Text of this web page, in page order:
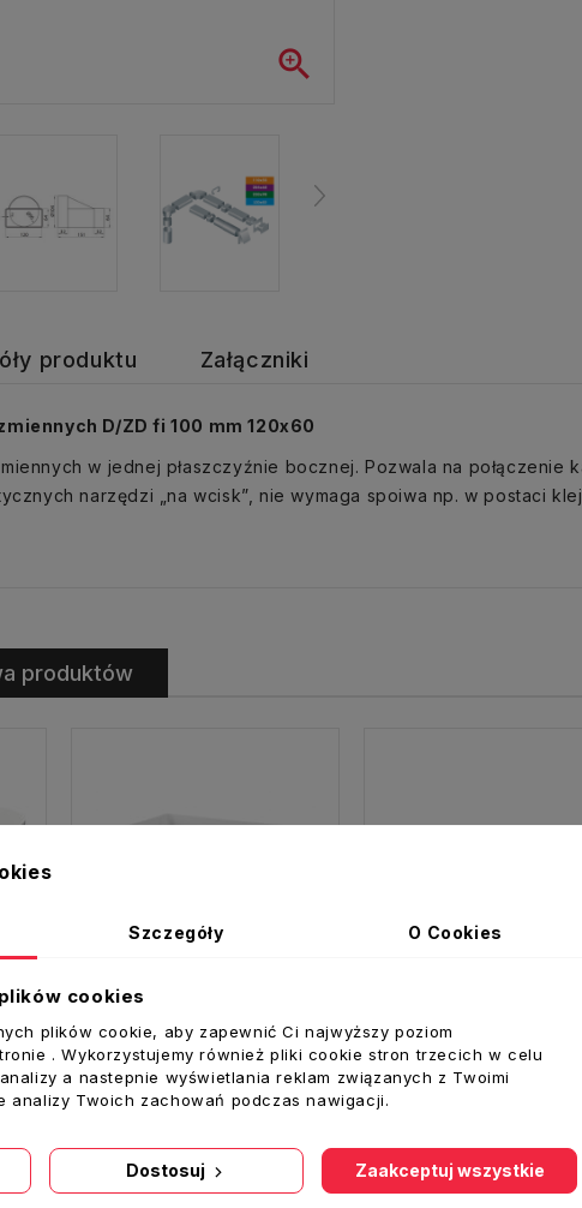

produktu Załączniki
D/ZD fi 100 mm 120x60
w jednej płaszczyźnie bocznej. Pozwala na połączenie
narzędzi „na wcisk”, nie wymaga spoiwa np. w postaci
produktów
430 Kolano łącznikowe zmienne fi 100 mm 120x60 460 Kolano pionowe D/KPI 120x60
Dodaj Do Koszyka Dodaj Do Koszyka
Szczegóły O Cookies
cookies
plików cookie, aby zapewnić Ci najwyższy poziom
. Wykorzystujemy również pliki cookie stron trzecich w celu
a nastepnie wyświetlania reklam związanych z Twoimi
analizy Twoich zachowań podczas nawigacji.
Dostosuj Zaakceptuj wszystkie